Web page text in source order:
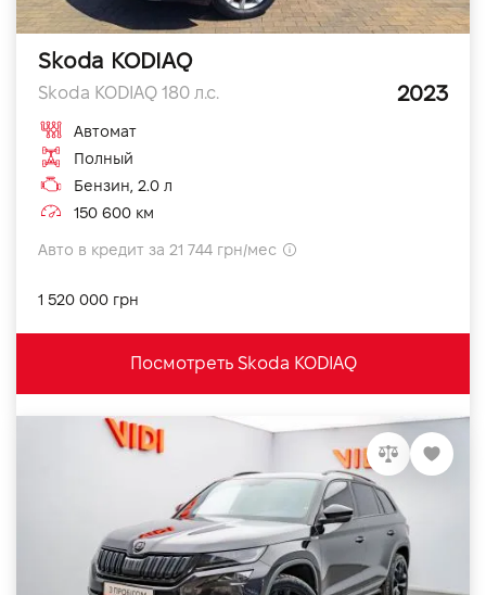
Skoda KODIAQ
Skoda KODIAQ 180 л.с. 2023
Автомат
Полный
Бензин, 2.0 л
150 600 км
Авто в кредит за 21 744 грн/мес
1 520 000 грн
Посмотреть Skoda KODIAQ